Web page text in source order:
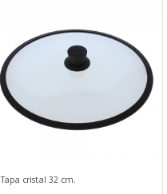
Tapa cristal 32 cm.